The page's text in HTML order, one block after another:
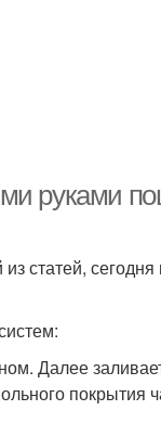
руками
статей,
Далее
покрытия